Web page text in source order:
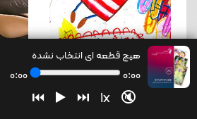
هیچ قطعه ای انتخاب نشده
0:00 0:00
⏮ ▶️ ⏭ 1x 🔇